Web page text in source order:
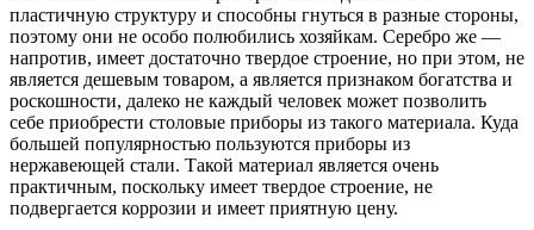
пластичную структуру и способны гнуться в разные стороны,
поэтому они не особо полюбились хозяйкам. Серебро же —
напротив, имеет достаточно твердое строение, но при этом, не
является дешевым товаром, а является признаком богатства и
роскошности, далеко не каждый человек может позволить
себе приобрести столовые приборы из такого материала. Куда
большей популярностью пользуются приборы из
нержавеющей стали. Такой материал является очень
практичным, поскольку имеет твердое строение, не
подвергается коррозии и имеет приятную цену.